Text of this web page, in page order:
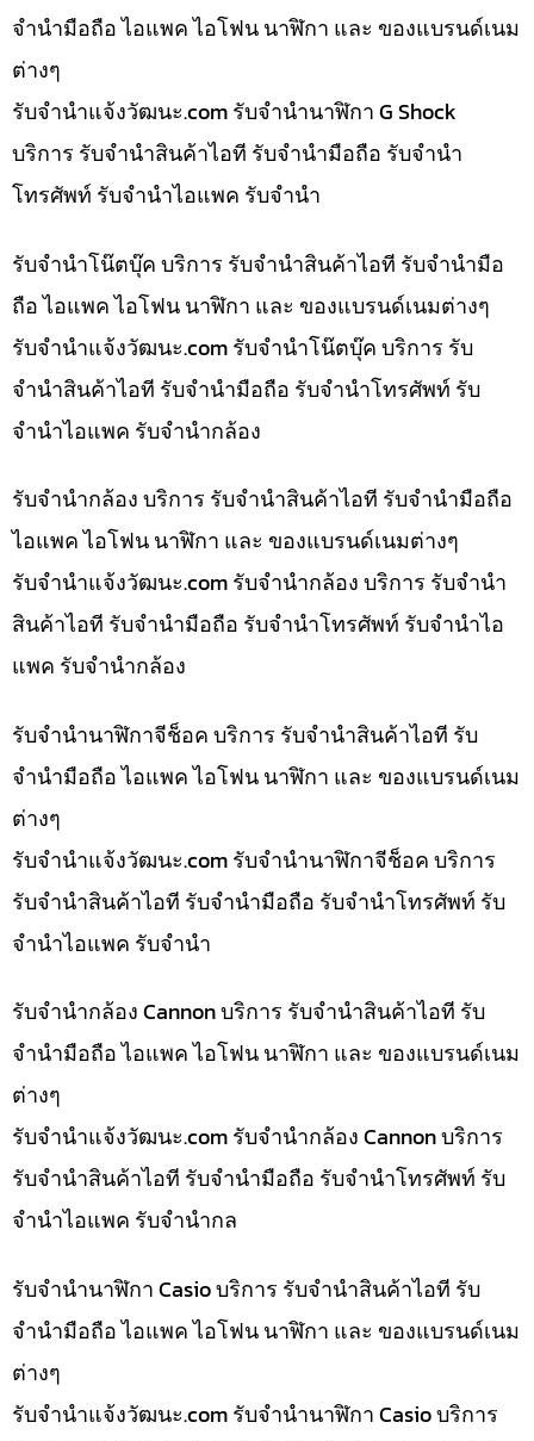
จำนำมือถือ ไอแพค ไอโฟน นาฬิกา และ ของแบรนด์เนม
ต่างๆ
รับจํานําแจ้งวัฒนะ.com รับจำนำนาฬิกา G Shock
บริการ รับจำนำสินค้าไอที รับจำนำมือถือ รับจำนำ
โทรศัพท์ รับจำนำไอแพค รับจำนำ
รับจำนำโน๊ตบุ๊ค บริการ รับจำนำสินค้าไอที รับจำนำมือ
ถือ ไอแพค ไอโฟน นาฬิกา และ ของแบรนด์เนมต่างๆ
รับจํานําแจ้งวัฒนะ.com รับจำนำโน๊ตบุ๊ค บริการ รับ
จำนำสินค้าไอที รับจำนำมือถือ รับจำนำโทรศัพท์ รับ
จำนำไอแพค รับจำนำกล้อง
รับจำนำกล้อง บริการ รับจำนำสินค้าไอที รับจำนำมือถือ
ไอแพค ไอโฟน นาฬิกา และ ของแบรนด์เนมต่างๆ
รับจํานําแจ้งวัฒนะ.com รับจำนำกล้อง บริการ รับจำนำ
สินค้าไอที รับจำนำมือถือ รับจำนำโทรศัพท์ รับจำนำไอ
แพค รับจำนำกล้อง
รับจำนำนาฬิกาจีช็อค บริการ รับจำนำสินค้าไอที รับ
จำนำมือถือ ไอแพค ไอโฟน นาฬิกา และ ของแบรนด์เนม
ต่างๆ
รับจํานําแจ้งวัฒนะ.com รับจำนำนาฬิกาจีช็อค บริการ
รับจำนำสินค้าไอที รับจำนำมือถือ รับจำนำโทรศัพท์ รับ
จำนำไอแพค รับจำนำ
รับจำนำกล้อง Cannon บริการ รับจำนำสินค้าไอที รับ
จำนำมือถือ ไอแพค ไอโฟน นาฬิกา และ ของแบรนด์เนม
ต่างๆ
รับจํานําแจ้งวัฒนะ.com รับจำนำกล้อง Cannon บริการ
รับจำนำสินค้าไอที รับจำนำมือถือ รับจำนำโทรศัพท์ รับ
จำนำไอแพค รับจำนำกล
รับจำนำนาฬิกา Casio บริการ รับจำนำสินค้าไอที รับ
จำนำมือถือ ไอแพค ไอโฟน นาฬิกา และ ของแบรนด์เนม
ต่างๆ
รับจํานําแจ้งวัฒนะ.com รับจำนำนาฬิกา Casio บริการ